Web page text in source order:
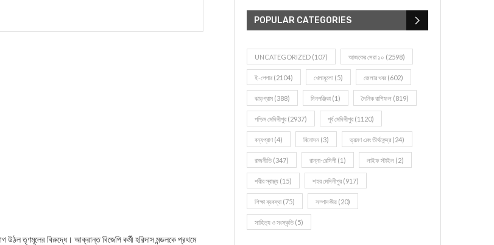
উঠল তৃণমূলের বিরুদ্ধে। আক্রান্ত বিজেপি কর্মী হরিদাস মন্ডলকে প্রথমে
POPULAR CATEGORIES
UNCATEGORIZED (107) আজকের সেরা ১০ (2598)
ই-পেপার (2104) খেলাধূলো (5) জেলার খবর (602)
ঝাড়গ্রাম (388) দিনপঞ্জিকা (1) দৈনিক রাশিফল (819)
পশ্চিম মেদিনীপুর (2937) পূর্ব মেদিনীপুর (1120)
বন্যপ্রাণ (4) বিনোদন (3) ভ্রমণ এবং তীর্থকেন্দ্র (24)
রাজনীতি(347) রান্না-রেসিপী (1) লাইফ স্টাইল (2)
শরীর স্বাস্থ্য (15) শহর মেদিনীপুর (917)
শিক্ষা ব্যবস্থা (75) সম্পাদকীয় (20)
সাহিত্য ও সংস্কৃতি(5)